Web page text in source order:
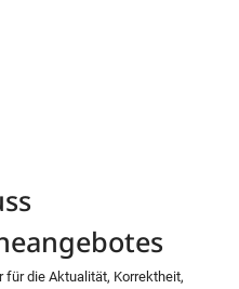
für die Aktualität, Korrektheit,